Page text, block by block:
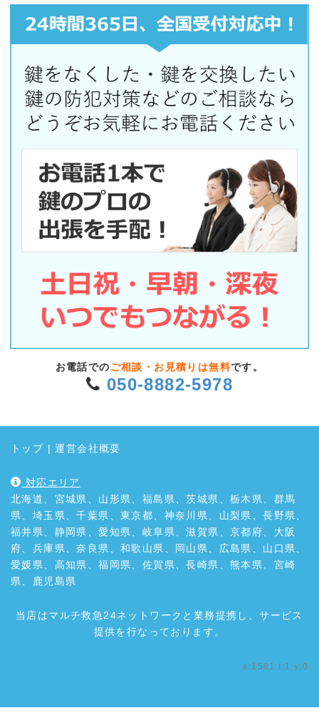
お電話での ご相談・お見積りは無料です。
050-8882-5978
トップ |運営会社概要
対応エリア
北海道、宮城県、山形県、福島県、茨城県、栃木県、群馬
県、埼玉県、千葉県、東京都、神奈川県、山梨県、長野県、
福井県、静岡県、愛知県、岐阜県、滋賀県、京都府、大阪
府、兵庫県、奈良県、和歌山県、岡山県、広島県、山口県、
愛媛県、高知県、福岡県、佐賀県、長崎県、熊本県、宮崎
県、鹿児島県
当店はマルチ救急24ネットワークと業務提携し、サービス
提供を行なっております。
a:1581 t:1 y:0